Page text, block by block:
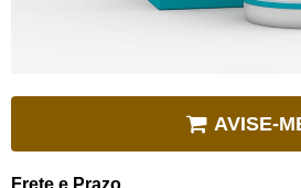
AVISE-
Frete e Prazo